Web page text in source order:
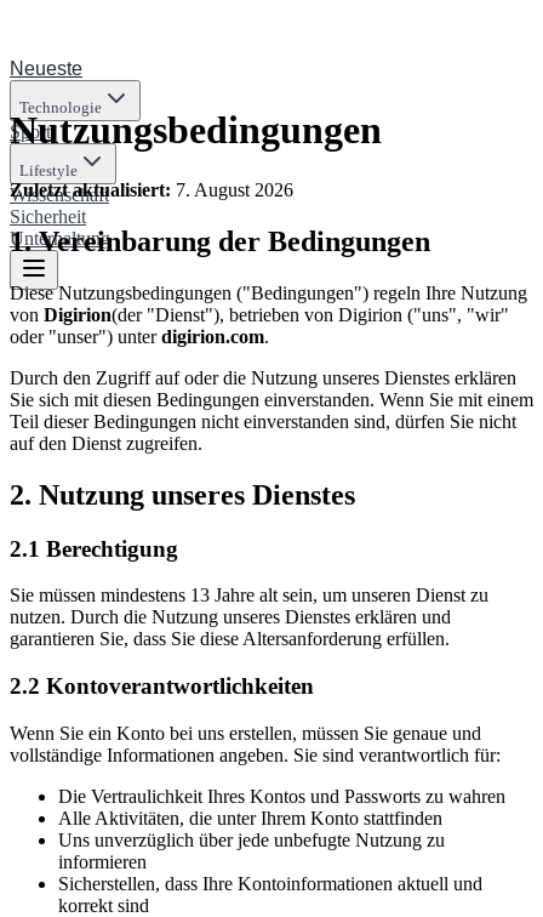
Neueste
Technologie
Sport
Lifestyle
Wissenschaft
Sicherheit
Unterhaltung
Nutzungsbedingungen
Zuletzt aktualisiert: 7. August 2026
1.Vereinbarung der Bedingungen
Diese Nutzungsbedingungen ("Bedingungen") regeln Ihre Nutzung
von Digirion(der "Dienst"), betrieben von Digirion ("uns", "wir"
oder "unser") unter digirion.com.
Durch den Zugriff auf oder die Nutzung unseres Dienstes erklären
Sie sich mit diesen Bedingungen einverstanden. Wenn Sie mit einem
Teil dieser Bedingungen nicht einverstanden sind, dürfen Sie nicht
auf den Dienst zugreifen.
2. Nutzung unseres Dienstes
2.1 Berechtigung
Sie müssen mindestens 13 Jahre alt sein, um unseren Dienst zu
nutzen. Durch die Nutzung unseres Dienstes erklären und
garantieren Sie, dass Sie diese Altersanforderung erfüllen.
2.2 Kontoverantwortlichkeiten
Wenn Sie ein Konto bei uns erstellen, müssen Sie genaue und
vollständige Informationen angeben. Sie sind verantwortlich für:
Die Vertraulichkeit Ihres Kontos und Passworts zu wahren
Alle Aktivitäten, die unter Ihrem Konto stattfinden
Uns unverzüglich über jede unbefugte Nutzung zu
informieren
Sicherstellen, dass Ihre Kontoinformationen aktuell und
korrekt sind